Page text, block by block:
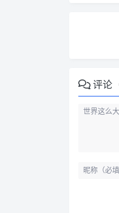
评论